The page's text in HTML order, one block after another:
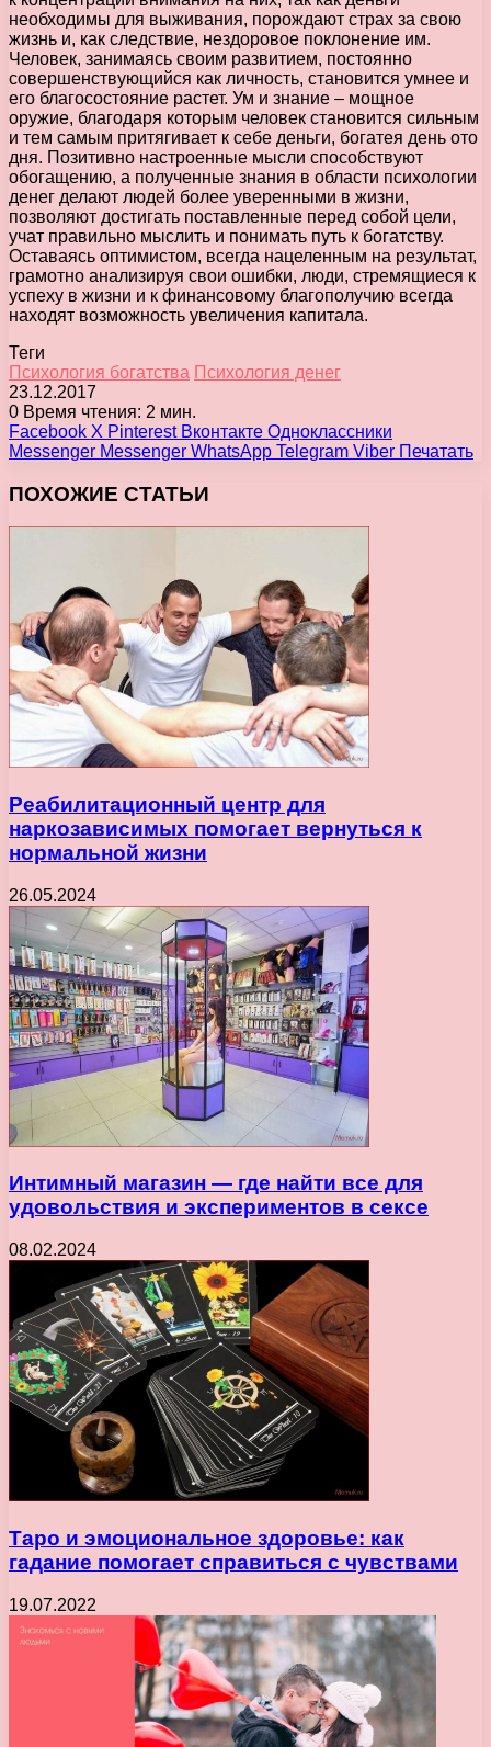
необходимы для выживания, порождают страх за свою
жизнь и, как следствие, нездоровое поклонение им.
Человек, занимаясь своим развитием, постоянно
совершенствующийся как личность, становится умнее и
его благосостояние растет. Ум и знание – мощное
оружие, благодаря которым человек становится сильным
и тем самым притягивает к себе деньги, богатея день ото
дня. Позитивно настроенные мысли способствуют
обогащению, а полученные знания в области психологии
денег делают людей более уверенными в жизни,
позволяют достигать поставленные перед собой цели,
учат правильно мыслить и понимать путь к богатству.
Оставаясь оптимистом, всегда нацеленным на результат,
грамотно анализируя свои ошибки, люди, стремящиеся к
успеху в жизни и к финансовому благополучию всегда
находят возможность увеличения капитала.
Теги
Психология богатства Психология денег
23.12.2017
0 Время чтения: 2 мин.
Facebook X Pinterest Вконтакте Одноклассники
Messenger Messenger WhatsApp Telegram Viber Печатать
ПОХОЖИЕ СТАТЬИ
Реабилитационный центр для
наркозависимых помогает вернуться к
нормальной жизни
26.05.2024
Интимный магазин — где найти все для
удовольствия и экспериментов в сексе
08.02.2024
Таро и эмоциональное здоровье: как
гадание помогает справиться с чувствами
19.07.2022